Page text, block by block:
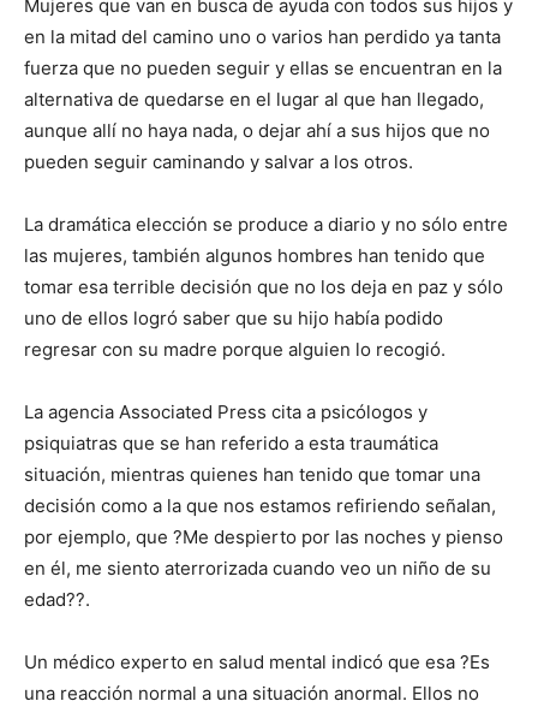
Mujeres que van en busca de ayuda con todos sus hijos y
en la mitad del camino uno o varios han perdido ya tanta
fuerza que no pueden seguir y ellas se encuentran en la
alternativa de quedarse en el lugar al que han llegado,
aunque allí no haya nada, o dejar ahí a sus hijos que no
pueden seguir caminando y salvar a los otros.
La dramática elección se produce a diario y no sólo entre
las mujeres, también algunos hombres han tenido que
tomar esa terrible decisión que no los deja en paz y sólo
uno de ellos logró saber que su hijo había podido
regresar con su madre porque alguien lo recogió.
La agencia Associated Press cita a psicólogos y
psiquiatras que se han referido a esta traumática
situación, mientras quienes han tenido que tomar una
decisión como a la que nos estamos refiriendo señalan,
por ejemplo, que ?Me despierto por las noches y pienso
en él, me siento aterrorizada cuando veo un niño de su
edad??.
Un médico experto en salud mental indicó que esa ?Es
una reacción normal a una situación anormal. Ellos no